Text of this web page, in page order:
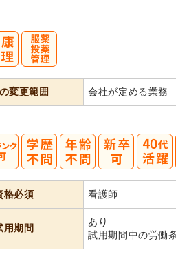
変更範囲 会社が定める業務
格必須 看護師
用期間
あり
試用期間中の労働